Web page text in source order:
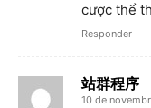
cược thể
Responder
站群程序
10 de